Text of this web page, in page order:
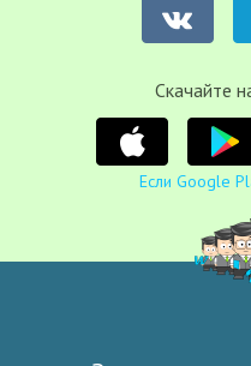
Cкачайте
Если Google